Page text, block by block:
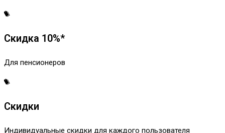
Скидка 10%*
Для пенсионеров
Скидки
Индивидуальные скидки для каждого пользователя